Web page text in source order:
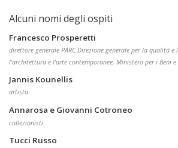
Alcuni nomi degli ospiti
Francesco Prosperetti
direttore generale PARC-Direzione generale per la qualità
l'architettura e l'arte contemporanee, Ministero per i Beni
Jannis Kounellis
artista
Annarosa e Giovanni Cotroneo
collezionisti
Tucci Russo